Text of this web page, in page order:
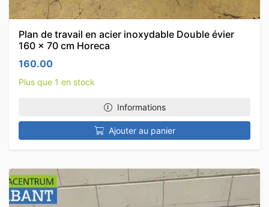
Plan de travail en acier inoxydable Double évier
160 x 70 cm Horeca
160.00
Plus que 1 en stock
Informations
Ajouter au panier